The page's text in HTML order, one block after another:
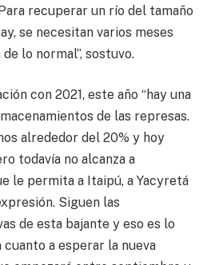
recuperar un río del tamaño
se necesitan varios meses
lo normal”, sostuvo.
con 2021, este año “hay una
de las represas.
alrededor del 20% y hoy
todavía no alcanza a
le permita a Itaipú, a Yacyretá
Siguen las
de esta bajante y eso es lo
a esperar la nueva